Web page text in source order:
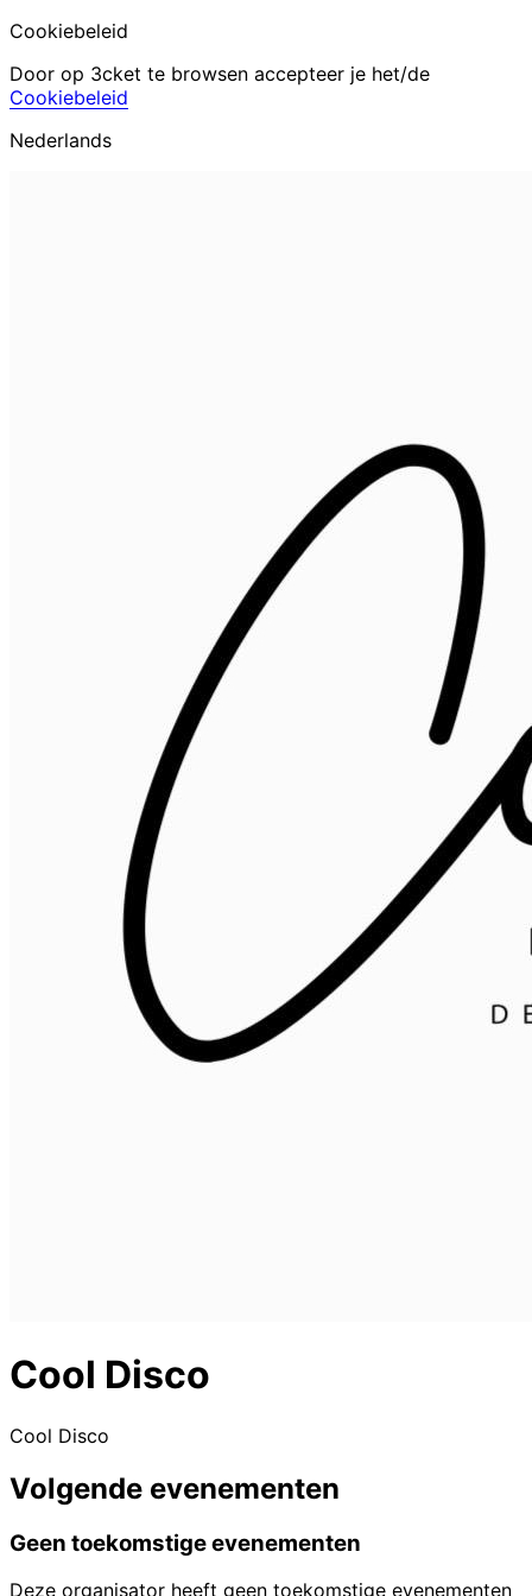
Cookiebeleid
Door op 3cket te browsen accepteer je het/de
Cookiebeleid
Nederlands
Cool Disco
Cool Disco
Volgende evenementen
Geen toekomstige evenementen
Deze organisator heeft geen toekomstige evenementen